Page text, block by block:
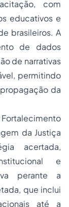
com
educativos e
brasileiros. A
de dados
de narrativas
permitindo
da
da Justiça
acertada,
e
perante a
que inclui
até a